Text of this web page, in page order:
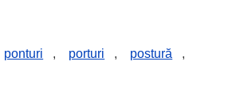
ponturi , porturi , postură ,